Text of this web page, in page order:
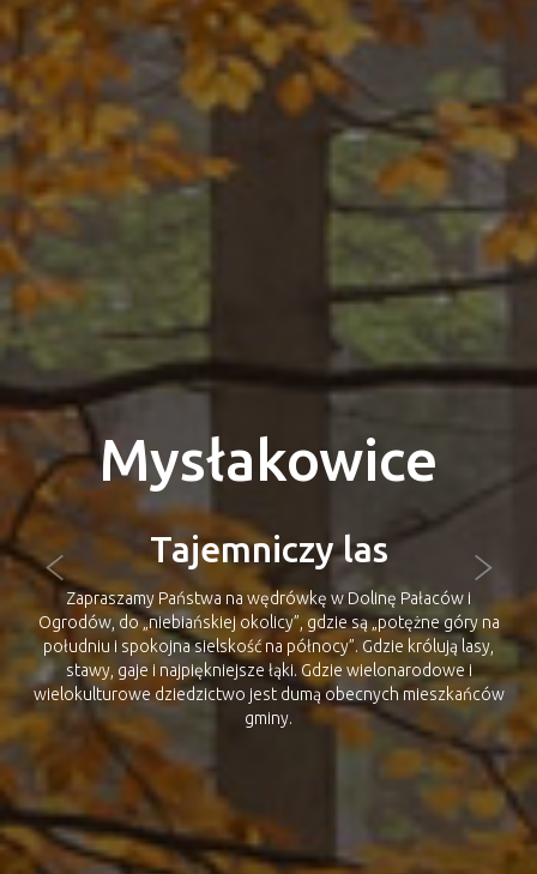
Mysłakowice
Dolina Pałaców i Ogrodów
Zapraszamy Państwa na wędrówkę w Dolinę Pałaców i
Ogrodów, do „niebiańskiej okolicy”, gdzie są „potężne góry na
południu i spokojna sielskość na północy”. Gdzie królują lasy,
stawy, gaje i najpiękniejsze łąki. Gdzie wielonarodowe i
wielokulturowe dziedzictwo jest dumą obecnych mieszkańców
WIĘCEJ